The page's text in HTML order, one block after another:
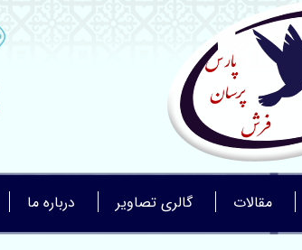
مقالات گالری تصاویر درباره ما